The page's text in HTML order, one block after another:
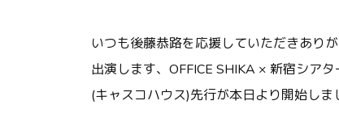
いつも後藤恭路を応援していただきありが
出演します、OFFICE SHIKA × 新宿シア
(キャスコハウス)先行が本日より開始しま